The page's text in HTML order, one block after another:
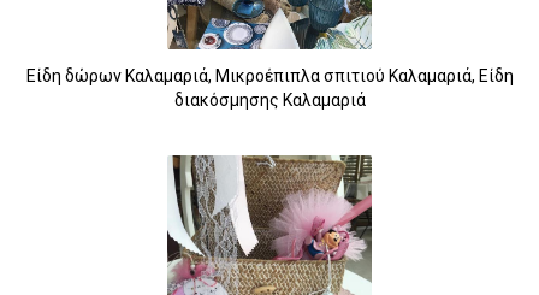
Είδη δώρων Καλαμαριά, Μικροέπιπλα σπιτιού Καλαμαριά, Είδη
διακόσμησης Καλαμαριά